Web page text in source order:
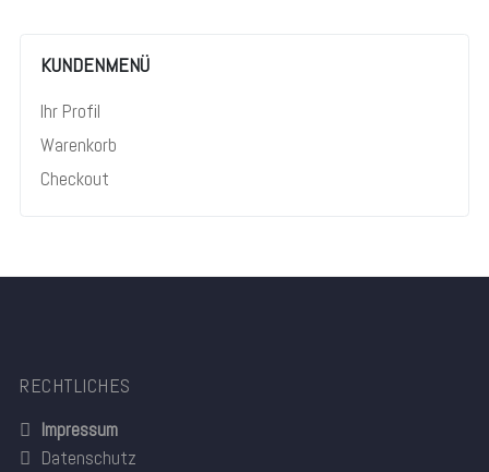
KUNDENMENÜ
Ihr Profil
Warenkorb
Checkout
RECHTLICHES
Impressum
Datenschutz